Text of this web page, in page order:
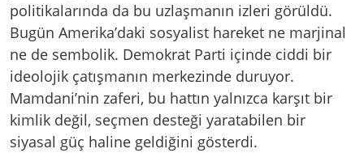
politikalarında da bu uzlaşmanın izleri görüldü.
Bugün Amerika’daki sosyalist hareket ne marjinal
ne de sembolik. Demokrat Parti içinde ciddi bir
ideolojik çatışmanın merkezinde duruyor.
Mamdani’nin zaferi, bu hattın yalnızca karşıt bir
kimlik değil, seçmen desteği yaratabilen bir
siyasal güç haline geldiğini gösterdi.